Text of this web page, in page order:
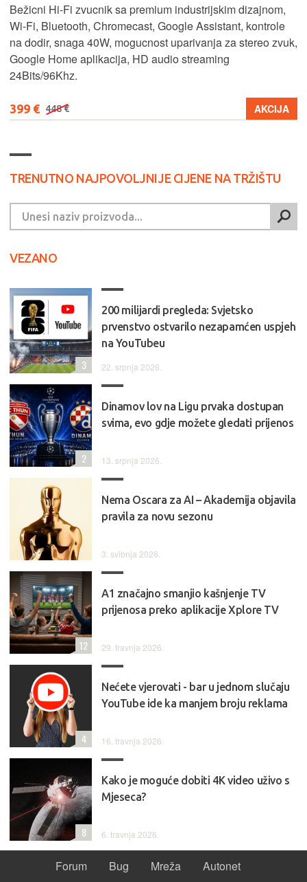
Bežicni Hi-Fi zvucnik sa premium industrijskim dizajnom,
Wi-Fi, Bluetooth, Chromecast, Google Assistant, kontrole
na dodir, snaga 40W, mogucnost uparivanja za stereo zvuk,
Google Home aplikacija, HD audio streaming
24Bits/96Khz.
399 € 448 € AKCIJA
TRENUTNO NAJPOVOLJNIJE CIJENE NA TRŽIŠTU
VEZANO
200 milijardi pregleda: Svjetsko
prvenstvo ostvarilo nezapamćen uspjeh
na YouTubeu
22. srpnja 2026.
3
Dinamov lov na Ligu prvaka dostupan
svima, evo gdje možete gledati prijenos
13. srpnja 2026.
2
Nema Oscara za AI – Akademija objavila
pravila za novu sezonu
3. svibnja 2026.
A1 značajno smanjio kašnjenje TV
prijenosa preko aplikacije Xplore TV
29. travnja 2026.
12
Nećete vjerovati - bar u jednom slučaju
YouTube ide ka manjem broju reklama
16. travnja 2026.
4
Kako je moguće dobiti 4K video uživo s
Mjeseca?
6. travnja 2026.
8
Forum Bug Mreža
Autonet